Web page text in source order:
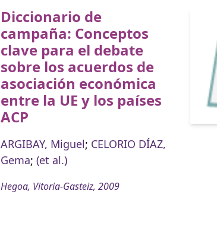
Diccionario de
campaña: Conceptos
clave para el debate
sobre los acuerdos de
asociación económica
entre la UE y los países
ACP
ARGIBAY, Miguel; CELORIO DÍAZ,
Gema; (et al.)
Hegoa, Vitoria-Gasteiz, 2009